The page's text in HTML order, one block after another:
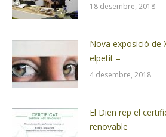
18 desembre, 2018
Nova exposició de
elpetit –
4 desembre, 2018
El Dien rep el
renovable